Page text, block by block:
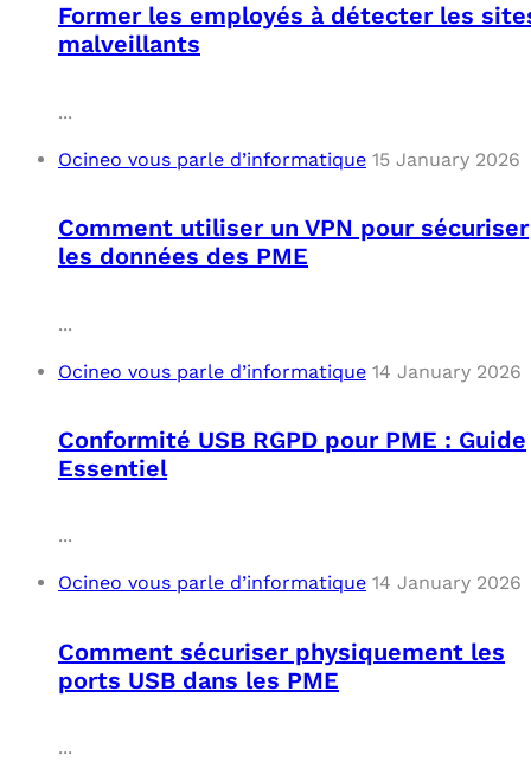
Former les employés à détecter les
malveillants
...
Ocineo vous parle d’informatique 15 January 2026
Comment utiliser un VPN pour sécuriser
les données des PME
...
Ocineo vous parle d’informatique 14 January 2026
Conformité USB RGPD pour PME : Guide
Essentiel
...
Ocineo vous parle d’informatique 14 January 2026
Comment sécuriser physiquement les
ports USB dans les PME
...